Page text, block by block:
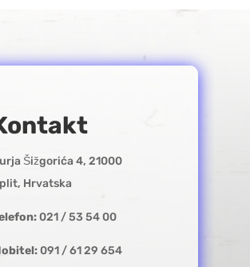
Šižgorića 4, 21000
Hrvatska
021 / 53 54 00
091 / 61 29 654